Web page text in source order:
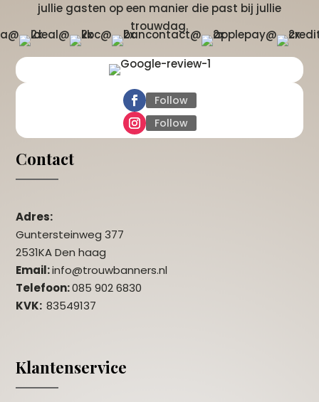
jullie gasten op een manier die past bij jullie
trouwdag.
Follow
Follow
Contact
Adres:
Guntersteinweg 377
2531KA Den haag
Email:info@trouwbanners.nl
Telefoon:085 902 6830
KVK:83549137
Klantenservice